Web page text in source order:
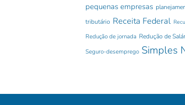
pequenas empresas
tributário Receita Federal
Redução de jornada Redução de
Seguro-desemprego Simples